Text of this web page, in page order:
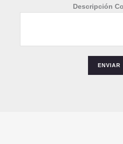
m
Descripción
ENVIAR